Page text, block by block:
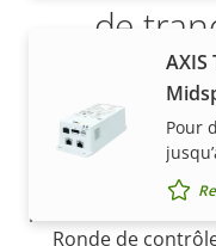
Description
de la
Portée
Plage
Ronde de
AXIS
Pour
de
Notre nouvelle
propriété sans
coûts. En outre,
caractères, vous